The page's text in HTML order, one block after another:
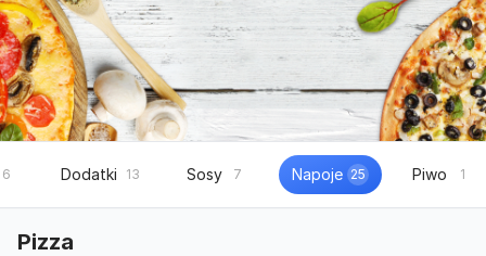
6 Dodatki 13 Sosy 7 Napoje 25 Piwo 1
Pizza